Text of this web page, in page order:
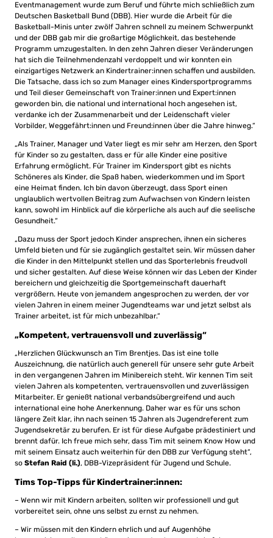
Eventmanagement wurde zum Beruf und führte mich schließlich zum
Deutschen Basketball Bund (DBB). Hier wurde die Arbeit für die
Basketball-Minis unter zwölf Jahren schnell zu meinem Schwerpunkt
und der DBB gab mir die großartige Möglichkeit, das bestehende
Programm umzugestalten. In den zehn Jahren dieser Veränderungen
hat sich die Teilnehmendenzahl verdoppelt und wir konnten ein
einzigartiges Netzwerk an Kindertrainer:innen schaffen und ausbilden.
Die Tatsache, dass ich so zum Manager eines Kindersportprogramms
und Teil dieser Gemeinschaft von Trainer:innen und Expert:innen
geworden bin, die national und international hoch angesehen ist,
verdanke ich der Zusammenarbeit und der Leidenschaft vieler
Vorbilder, Weggefährt:innen und Freund:innen über die Jahre hinweg.“
„Als Trainer, Manager und Vater liegt es mir sehr am Herzen, den Sport
für Kinder so zu gestalten, dass er für alle Kinder eine positive
Erfahrung ermöglicht. Für Trainer im Kindersport gibt es nichts
Schöneres als Kinder, die Spaß haben, wiederkommen und im Sport
eine Heimat finden. Ich bin davon überzeugt, dass Sport einen
unglaublich wertvollen Beitrag zum Aufwachsen von Kindern leisten
kann, sowohl im Hinblick auf die körperliche als auch auf die seelische
Gesundheit.“
„Dazu muss der Sport jedoch Kinder ansprechen, ihnen ein sicheres
Umfeld bieten und für sie zugänglich gestaltet sein. Wir müssen daher
die Kinder in den Mittelpunkt stellen und das Sporterlebnis freudvoll
und sicher gestalten. Auf diese Weise können wir das Leben der Kinder
bereichern und gleichzeitig die Sportgemeinschaft dauerhaft
vergrößern. Heute von jemandem angesprochen zu werden, der vor
vielen Jahren in einem meiner Jugendteams war und jetzt selbst als
Trainer arbeitet, ist für mich unbezahlbar.“
„Kompetent, vertrauensvoll und zuverlässig“
„Herzlichen Glückwunsch an Tim Brentjes. Das ist eine tolle
Auszeichnung, die natürlich auch generell für unsere sehr gute Arbeit
in den vergangenen Jahren im Minibereich steht. Wir kennen Tim seit
vielen Jahren als kompetenten, vertrauensvollen und zuverlässigen
Mitarbeiter. Er genießt national verbandsübergreifend und auch
international eine hohe Anerkennung. Daher war es für uns schon
längere Zeit klar, ihn nach seinen 15 Jahren als Jugendreferent zum
Jugendsekretär zu berufen. Er ist für diese Aufgabe prädestiniert und
brennt dafür. Ich freue mich sehr, dass Tim mit seinem Know How und
mit seinem Einsatz auch weiterhin für den DBB zur Verfügung steht“,
so Stefan Raid (li.), DBB-Vizepräsident für Jugend und Schule.
Tims Top-Tipps für Kindertrainer:innen:
– Wenn wir mit Kindern arbeiten, sollten wir professionell und gut
vorbereitet sein, ohne uns selbst zu ernst zu nehmen.
– Wir müssen mit den Kindern ehrlich und auf Augenhöhe